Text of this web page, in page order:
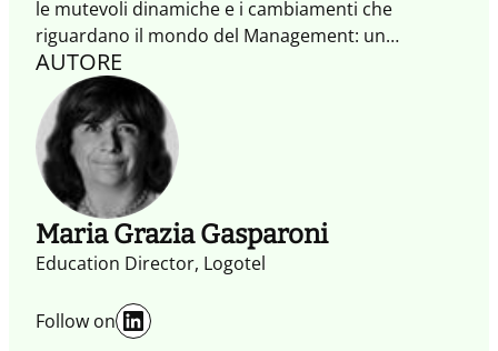
le mutevoli dinamiche e i cambiamenti che
riguardano il mondo del Management: un
racconto in tre atti di come intrecci tra universi
diversi (Cross), propensione all’auto-
organizzazione coordinata (SELF) e valorizzazione
dei contenuti sull’offerta (Content) rappresentino
le tre diverse dimensioni nelle quali l’Impresa
collaborativa si sviluppa.
AUTORE
Maria Grazia Gasparoni
Education Director, Logotel
Follow on LinkedIn